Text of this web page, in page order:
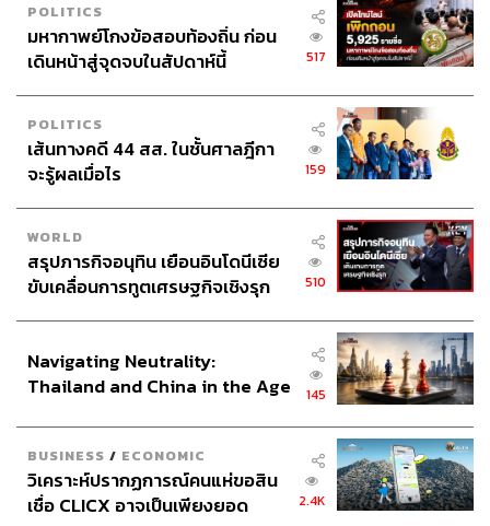
POLITICS
มหากาพย์โกงข้อสอบท้องถิ่น ก่อน
เดินหน้าสู่จุดจบในสัปดาห์นี้
517
POLITICS
เส้นทางคดี 44 สส. ในชั้นศาลฎีกา
จะรู้ผลเมื่อไร
159
WORLD
สรุปภารกิจอนุทิน เยือนอินโดนีเซีย
ขับเคลื่อนการทูตเศรษฐกิจเชิงรุก
510
Navigating Neutrality:
Thailand and China in the Age
145
BUSINESS / ECONOMIC
วิเคราะห์ปรากฏการณ์คนแห่ขอสิน
เชื่อ CLICX อาจเป็นเพียงยอด
2.4K